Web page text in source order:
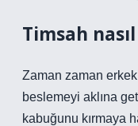
Timsah
Zaman zaman
beslemeyi aklına
kabuğunu kırmaya